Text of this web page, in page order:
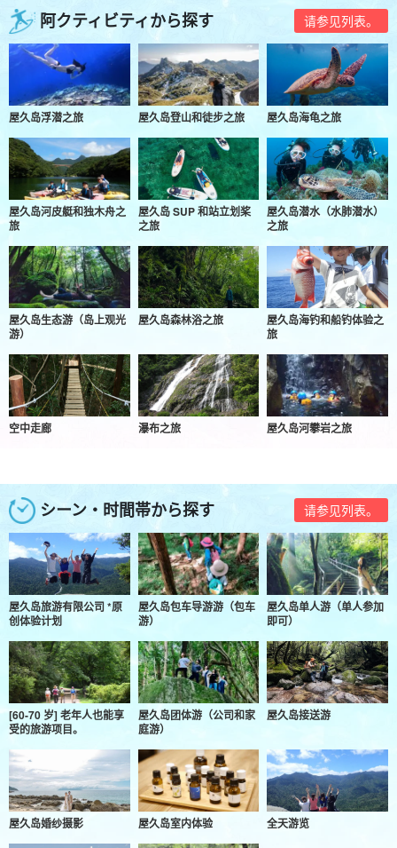
阿クティビティから探す 请参见列表。
屋久岛浮潜之旅 屋久岛登山和徒步之旅 屋久岛海龟之旅
屋久岛河皮艇和独木舟之
旅
屋久岛 SUP 和站立划桨
之旅
屋久岛潜水（水肺潜水）
之旅
屋久岛生态游（岛上观光
游）
屋久岛森林浴之旅
屋久岛海钓和船钓体验之
旅
空中走廊 瀑布之旅 屋久岛河攀岩之旅
シーン・时間帯から探す 请参见列表。
屋久岛旅游有限公司 *原
创体验计划
屋久岛包车导游游（包车
游）
屋久岛单人游（单人参加
即可）
[60-70 岁] 老年人也能享
受的旅游项目。
屋久岛团体游（公司和家
庭游）
屋久岛接送游
屋久岛婚纱摄影 屋久岛室内体验 全天游览